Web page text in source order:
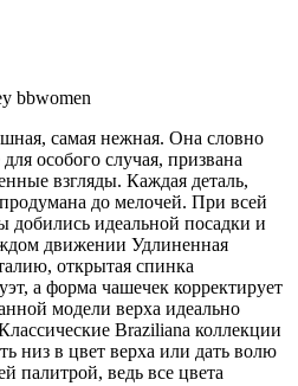
bbwomen
самая нежная. Она словно
особого случая, призвана
взгляды. Каждая деталь,
до мелочей. При всей
добились идеальной посадки и
движении Удлиненная
открытая спинка
а форма чашечек корректирует
модели верха идеально
Braziliana коллекции
низ в цвет верха или дать волю
палитрой, ведь все цвета